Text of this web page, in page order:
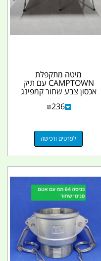
מיטה מתקפלת
CAMPTOWN עם תיק
אכסון צבע שחור קמפינג
₪236
לפרטים ורכישה